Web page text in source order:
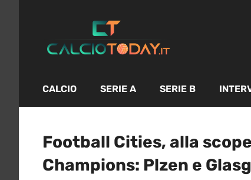
contenuto
CALCIO SERIE A SERIE B
Football Cities, alla
Champions: Plzen e